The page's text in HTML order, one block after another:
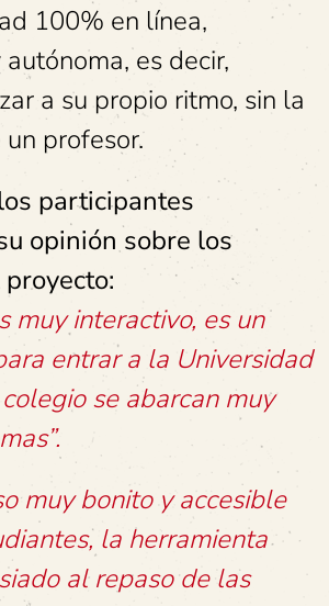
100% en línea,
es decir,
a su propio ritmo, sin la
profesor.
participantes
opinión sobre los
muy interactivo, es un
entrar a la Universidad
se abarcan muy
muy bonito y accesible
la herramienta
al repaso de las